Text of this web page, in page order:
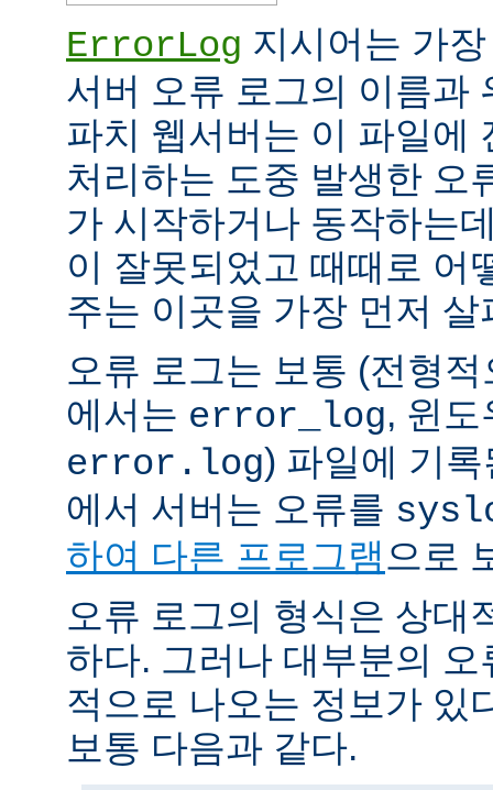
ErrorLog 지시어는 가
서버 오류 로그의 이름과
파치 웹서버는 이 파일에
처리하는 도중 발생한 오
가 시작하거나 동작하는
이 잘못되었고 때때로 어
주는 이곳을 가장 먼저 살
오류 로그는 보통 (전형
에서는 error_log, 윈
error.log) 파일에 기
에서 서버는 오류를
하여 다른 프로그램으로
오류 로그의 형식은 상대
하다. 그러나 대부분의
적으로 나오는 정보가 있
보통 다음과 같다.